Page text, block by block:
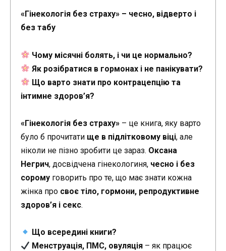
«Гінекологія без страху» – чесно, відверто і
без табу
Чому місячні болять, і чи це нормально?
Як розібратися в гормонах і не панікувати?
Що варто знати про контрацепцію та
інтимне здоров’я?
«Гінекологія без страху» – це книга, яку варто
було б прочитати ще в підлітковому віці, але
ніколи не пізно зробити це зараз. Оксана
Негрич, досвідчена гінекологиня, чесно і без
сорому говорить про те, що має знати кожна
жінка про своє тіло, гормони, репродуктивне
здоров’я і секс.
Що всередині книги?
Менструація, ПМС, овуляція – як працює